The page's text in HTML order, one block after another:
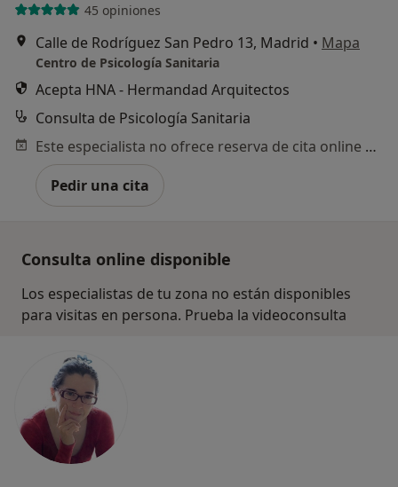
45 opiniones
Calle de Rodríguez San Pedro 13, Madrid • Mapa
Centro de Psicología Sanitaria
Acepta HNA - Hermandad Arquitectos
Consulta de Psicología Sanitaria
Este especialista no ofrece reserva de cita online en esta dirección.
Pedir una cita
Consulta online disponible
Los especialistas de tu zona no están disponibles
para visitas en persona. Prueba la videoconsulta